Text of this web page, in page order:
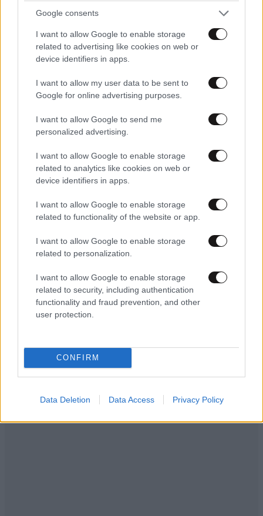
Google consents
I want to allow Google to enable storage
related to advertising like cookies on web or
device identifiers in apps.
I want to allow my user data to be sent to
Google for online advertising purposes.
I want to allow Google to send me
personalized advertising.
I want to allow Google to enable storage
related to analytics like cookies on web or
device identifiers in apps.
I want to allow Google to enable storage
related to functionality of the website or app.
I want to allow Google to enable storage
related to personalization.
I want to allow Google to enable storage
related to security, including authentication
functionality and fraud prevention, and other
user protection.
CONFIRM
Data Deletion Data Access Privacy Policy
ΚΟΣΜΟΣ22 λ. πριν
«Θέλω τον μπαμπά μου»: Νέο βίντεο της
μεθυσμένης οδηγού που σκότωσε νύφη λίγες